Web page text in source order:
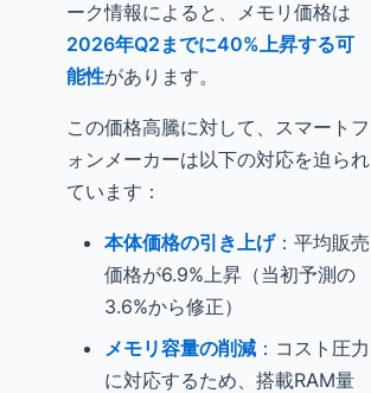
ーク情報によると、メモリ価格は
2026年Q2までに40%上昇する可
能性があります。
この価格高騰に対して、スマートフ
ォンメーカーは以下の対応を迫られ
ています：
本体価格の引き上げ：平均販売
価格が6.9%上昇（当初予測の
3.6%から修正）
メモリ容量の削減 ：コスト圧力
に対応するため、搭載RAM量